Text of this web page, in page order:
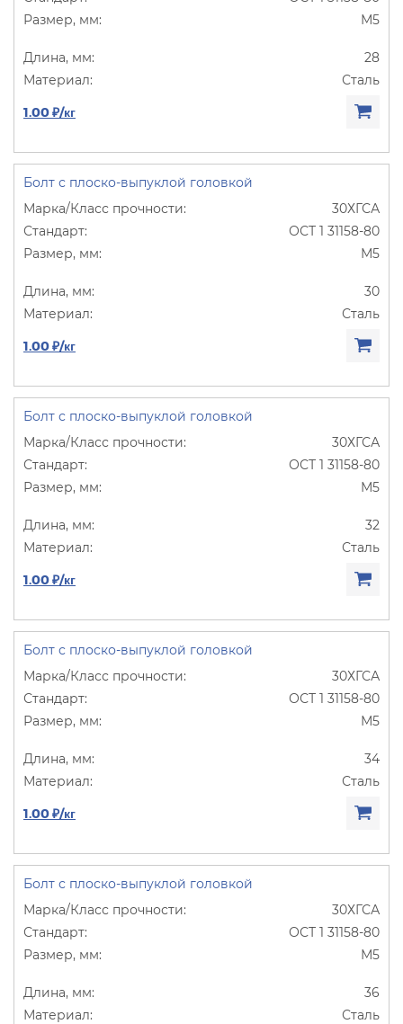
М5
28
Сталь
1.00 ₽/кг
Болт с плоско-выпуклой головкой
30ХГСА
ОСТ 1 31158-80
М5
30
Сталь
1.00 ₽/кг
Болт с плоско-выпуклой головкой
30ХГСА
ОСТ 1 31158-80
М5
32
Сталь
1.00 ₽/кг
Болт с плоско-выпуклой головкой
30ХГСА
ОСТ 1 31158-80
М5
34
Сталь
1.00 ₽/кг
Болт с плоско-выпуклой головкой
30ХГСА
ОСТ 1 31158-80
М5
36
Сталь